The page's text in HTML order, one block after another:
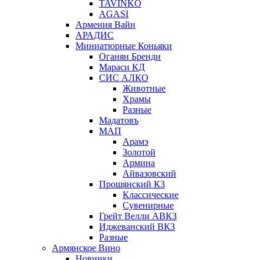
TAVINKO
AGASI
Армения Вайн
АРАДИС
Миниатюрные Коньяки
Оганян Бренди
Мараси КД
СИС АЛКО
Животные
Храмы
Разные
Мадатовъ
МАП
Арамэ
Золотой
Армина
Айвазовский
Прошянский КЗ
Классические
Сувенирные
Грейт Велли АВКЗ
Иджеванский ВКЗ
Разные
Армянское Вино